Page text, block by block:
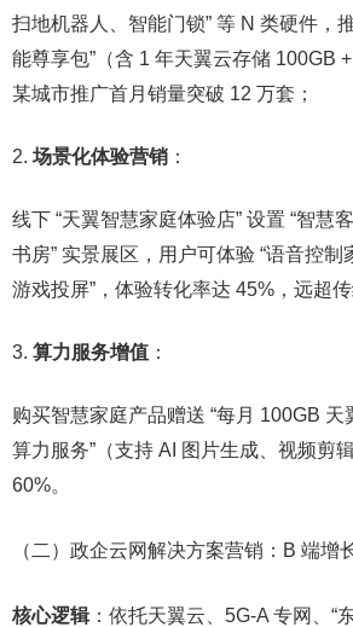
扫地机器人、智能门锁” 等 N 类硬件，
能尊享包”（含 1 年天翼云存储 100GB
某城市推广首月销量突破 12 万套；​
场景化体验营销 ：​
线下 “天翼智慧家庭体验店” 设置 “智慧
书房” 实景展区，用户可体验 “语音控
游戏投屏”，体验转化率达 45%，远超传
算力服务增值 ：​
购买智慧家庭产品赠送 “每月 100GB 天
算力服务”（支持 AI 图片生成、视频剪
60%。​
（二）政企云网解决方案营销：B 端增
核心逻辑：依托天翼云、5G-A 专网、“